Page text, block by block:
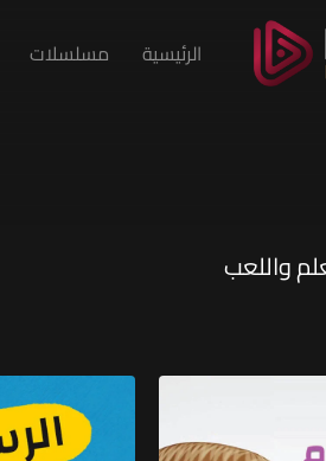
الرئيسية مسلسلات
واللعب